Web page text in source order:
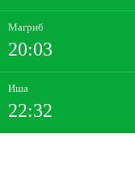
Магриб
20:03
Иша
22:32